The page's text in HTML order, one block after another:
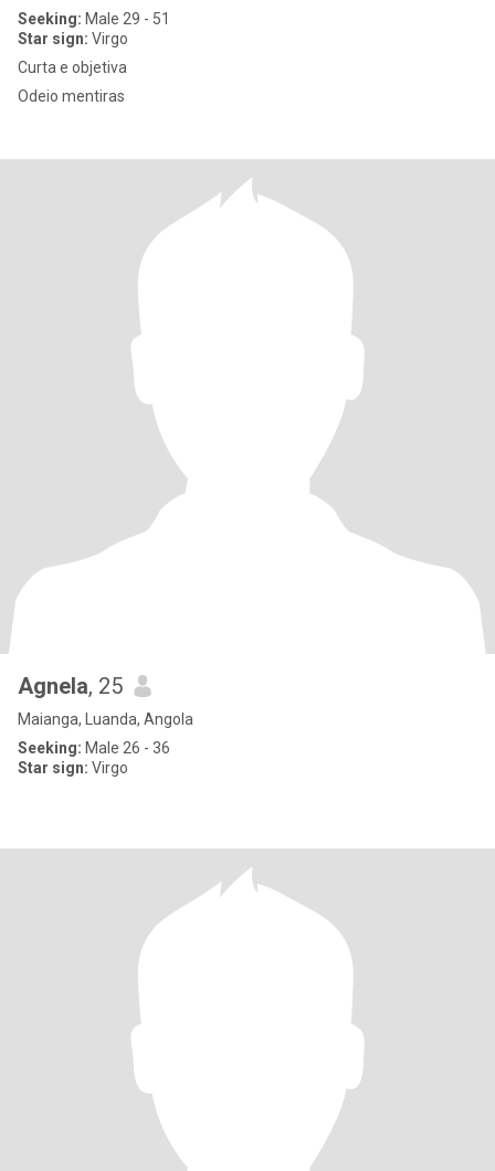
Seeking: Male 29 - 51
Star sign: Virgo
Curta e objetiva
Odeio mentiras
Agnela, 25
Maianga, Luanda, Angola
Seeking: Male 26 - 36
Star sign: Virgo